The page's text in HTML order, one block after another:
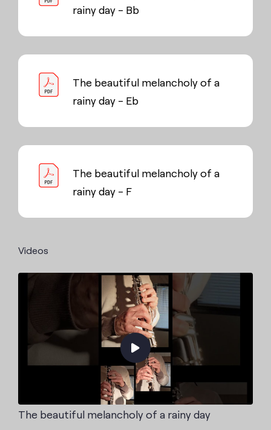
rainy day - Bb
The beautiful melancholy of a
rainy day - Eb
The beautiful melancholy of a
rainy day - F
Videos
The beautiful melancholy of a rainy day